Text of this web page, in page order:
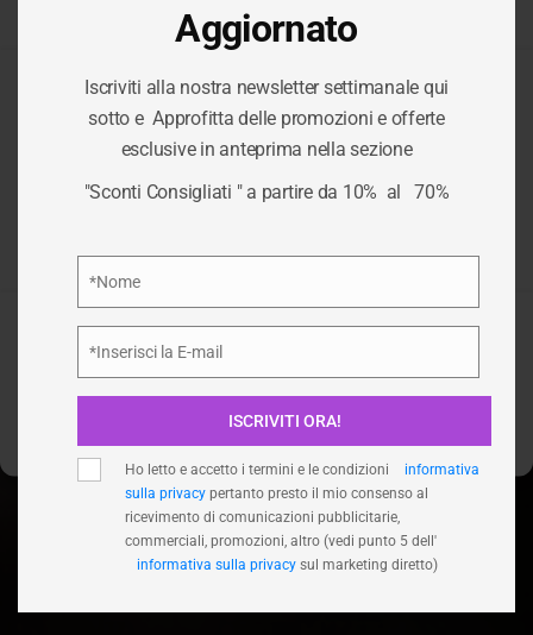
Gestisci Consenso Cookie
Per fornire le migliori esperienze, utilizziamo tecnologie come i
cookie per memorizzare e/o accedere alle informazioni del
dispositivo. Il consenso a queste tecnologie ci permetterà di
elaborare dati come il comportamento di navigazione o ID unici
Accetta
Nega
Visualizza le preferenze
TAG:VERACLUB
HOME/VERACLUB
Aggiornato
Iscriviti alla nostra newsletter settimanale qui
sotto e Approfitta delle promozioni e offerte
esclusive in anteprima nella sezione
"Sconti Consigliati " a partire da 10% al 70%
*Nome
*Inserisci la E-mail
ISCRIVITI ORA!
Ho letto e accetto i termini e le condizioni
informativa
sulla privacy pertanto presto il mio consenso al
ricevimento di comunicazioni pubblicitarie,
commerciali, promozioni, altro (vedi punto 5 dell'
informativa sulla privacy sul marketing diretto)